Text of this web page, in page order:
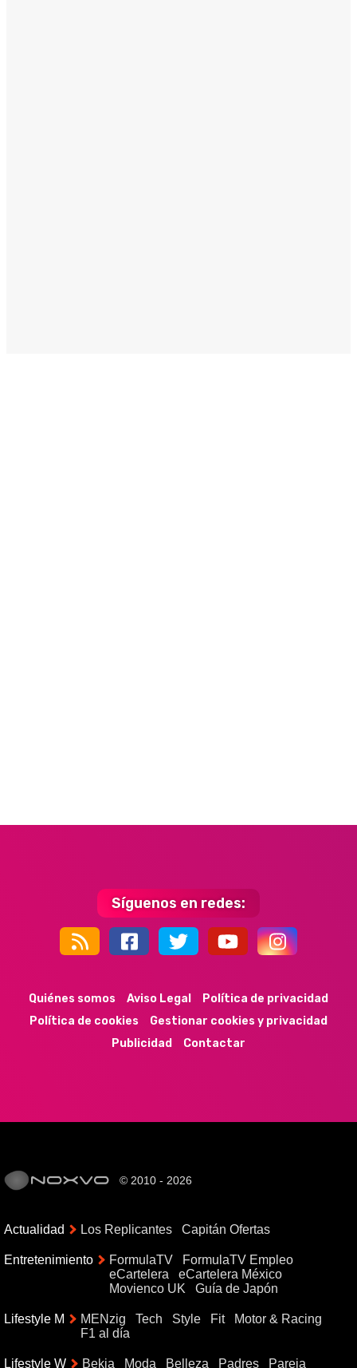
Síguenos en redes:
Quiénes somos Aviso Legal
Política de privacidad
Política de cookies
Gestionar cookies y privacidad
Publicidad
Contactar
© 2010 - 2026
Actualidad Los Replicantes Capitán Ofertas
Entretenimiento FormulaTV
FormulaTV Empleo
eCartelera
eCartelera México
Movienco UK
Guía de Japón
Lifestyle M MENzig Tech Style Fit
Motor & Racing
F1 al día
Lifestyle W Bekia Moda Belleza Padres Pareja